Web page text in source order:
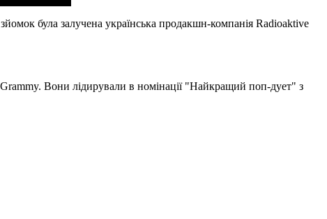
була залучена українська продакшн-компанія Radioaktive
Grammy. Вони лідирували в номінації "Найкращий поп-дует" з